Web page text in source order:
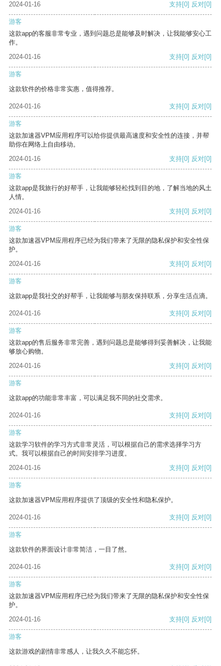
2024-01-16 支持[0] 反对[0]
游客
这款app的客服非常专业，遇到问题总是能够及时解决，让我能够安心工
作。
2024-01-16
支持[0] 反对[0]
游客
这款软件的价格非常实惠，值得推荐。
2024-01-16 支持[0] 反对[0]
游客
这款加速器VPM应用程序可以给你提供最高速度和安全性的连接，并帮
助你在网络上自由移动。
2024-01-16
支持[0] 反对[0]
游客
这款app是我旅行的好帮手，让我能够轻松找到目的地，了解当地的风土
人情。
2024-01-16
支持[0] 反对[0]
游客
这款加速器VPM应用程序已经为我们带来了无限的隐私保护和安全性保
护。
2024-01-16
支持[0] 反对[0]
游客
这款app是我社交的好帮手，让我能够与朋友保持联系，分享生活点滴。
2024-01-16 支持[0] 反对[0]
游客
这款app的售后服务非常完善，遇到问题总是能够得到妥善解决，让我能
够放心购物。
2024-01-16
支持[0] 反对[0]
游客
这款app的功能非常丰富，可以满足我不同的社交需求。
2024-01-16 支持[0] 反对[0]
游客
这款学习软件的学习方式非常灵活，可以根据自己的需求选择学习方
式。我可以根据自己的时间安排学习进度。
2024-01-16
支持[0] 反对[0]
游客
这款加速器VPM应用程序提供了顶级的安全性和隐私保护。
2024-01-16 支持[0] 反对[0]
游客
这款软件的界面设计非常简洁，一目了然。
2024-01-16 支持[0] 反对[0]
游客
这款加速器VPM应用程序已经为我们带来了无限的隐私保护和安全性保
护。
2024-01-16
支持[0] 反对[0]
游客
这款游戏的剧情非常感人，让我久久不能忘怀。